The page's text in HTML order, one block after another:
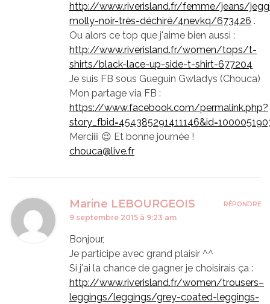
http://www.riverisland.fr/femme/jeans/
molly-noir-très-déchiré/4nevkq/673426 .
Ou alors ce top que j'aime bien aussi :
http://www.riverisland.fr/women/tops/t-
shirts/black-lace-up-side-t-shirt-677204
Je suis FB sous Gueguin Gwladys (Chouca)
Mon partage via FB :
https://www.facebook.com/permalink.php?
Merciiii 😉 Et bonne journée !
chouca@live.fr
Marine LEBOURGEOIS
9 septembre 2015 à 9:23 am
Bonjour,
Je participe avec grand plaisir ^^
Si j'ai la chance de gagner je choisirais ça :
http://www.riverisland.fr/women/trousers–
leggings/leggings/grey-coated-leggings-
RÉPONDRE